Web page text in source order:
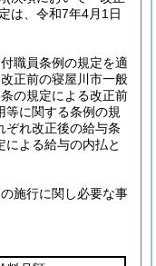
は、令和7年4月1日
職員条例の規定を適
正前の寝屋川市一般
の規定による改正前
等に関する条例の規
ぞれ改正後の給与条
よる給与の内払と
施行に関し必要な事